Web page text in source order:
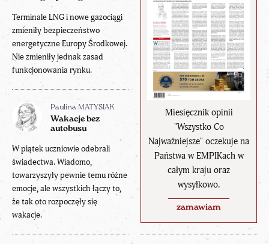
Miesięcznik opinii
"Wszystko Co
Najważniejsze" oczekuje na
Państwa w EMPIKach w
całym kraju oraz
wysyłkowo.
zamawiam
Terminale LNG i nowe gazociągi
zmieniły bezpieczeństwo
energetyczne Europy Środkowej.
Nie zmieniły jednak zasad
funkcjonowania rynku.
Paulina MATYSIAK
Wakacje bez
autobusu
W piątek uczniowie odebrali
świadectwa. Wiadomo,
towarzyszyły pewnie temu różne
emocje, ale wszystkich łączy to,
że tak oto rozpoczęły się
wakacje.